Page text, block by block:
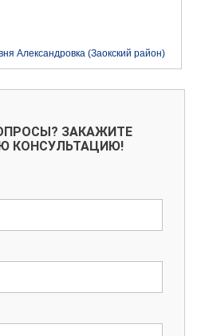
Александровка (Заокский район)
ЗАКАЖИТЕ
КОНСУЛЬТАЦИЮ!